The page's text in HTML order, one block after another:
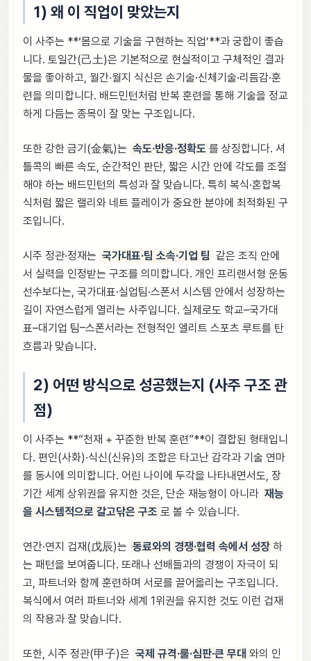
1) 왜 이 직업이 맞았는지
이 사주는 **‘몸으로 기술을 구현하는 직업’**과 궁합이 좋습
니다. 토일간(己土)은 기본적으로 현실적이고 구체적인 결과
물을 좋아하고, 월간·월지 식신은 손기술·신체기술·리듬감·훈
련을 의미합니다. 배드민턴처럼 반복 훈련을 통해 기술을 정교
하게 다듬는 종목이 잘 맞는 구조입니다.
또한 강한 금기(金氣)는 속도·반응·정확도 를 상징합니다. 셔
틀콕의 빠른 속도, 순간적인 판단, 짧은 시간 안에 각도를 조절
해야 하는 배드민턴의 특성과 잘 맞습니다. 특히 복식·혼합복
식처럼 짧은 랠리와 네트 플레이가 중요한 분야에 최적화된 구
조입니다.
시주 정관·정재는 국가대표·팀 소속·기업 팀 같은 조직 안에
서 실력을 인정받는 구조를 의미합니다. 개인 프리랜서형 운동
선수보다는, 국가대표·실업팀·스폰서 시스템 안에서 성장하는
길이 자연스럽게 열리는 사주입니다. 실제로도 학교–국가대
표–대기업 팀–스폰서라는 전형적인 엘리트 스포츠 루트를 탄
흐름과 맞습니다.
2) 어떤 방식으로 성공했는지 (사주 구조 관
점)
이 사주는 **“천재 + 꾸준한 반복 훈련”**이 결합된 형태입니
다. 편인(사화)·식신(신유)의 조합은 타고난 감각과 기술 연마
를 동시에 의미합니다. 어린 나이에 두각을 나타내면서도, 장
기간 세계 상위권을 유지한 것은, 단순 재능형이 아니라 재능
을 시스템적으로 갈고닦은 구조 로 볼 수 있습니다.
연간·연지 겁재(戊辰)는 동료와의 경쟁·협력 속에서 성장 하
는 패턴을 보여줍니다. 또래나 선배들과의 경쟁이 자극이 되
고, 파트너와 함께 훈련하며 서로를 끌어올리는 구조입니다.
복식에서 여러 파트너와 세계 1위권을 유지한 것도 이런 겁재
의 작용과 잘 맞습니다.
또한, 시주 정관(甲子)은 국제 규격·룰·심판·큰 무대 와의 인